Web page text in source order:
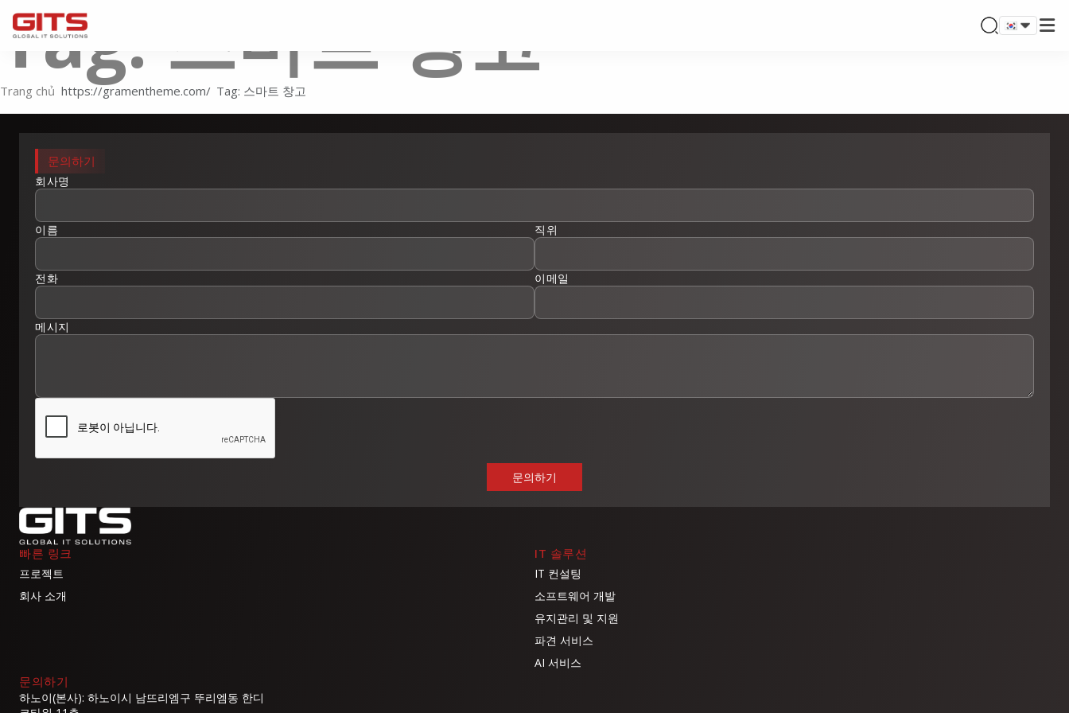
Tag: 스마트 창고
Trang chủ Tag: 스마트 창고
문의하기
회사명
이름 직위
전화 이메일
메시지
빠른 링크
프로젝트
회사 소개
IT 솔루션
IT 컨설팅
소프트웨어 개발
유지관리 및 지원
파견 서비스
AI 서비스
문의하기
하노이(본사): 하노이시 남뜨리엠구 뚜리엠동 한디